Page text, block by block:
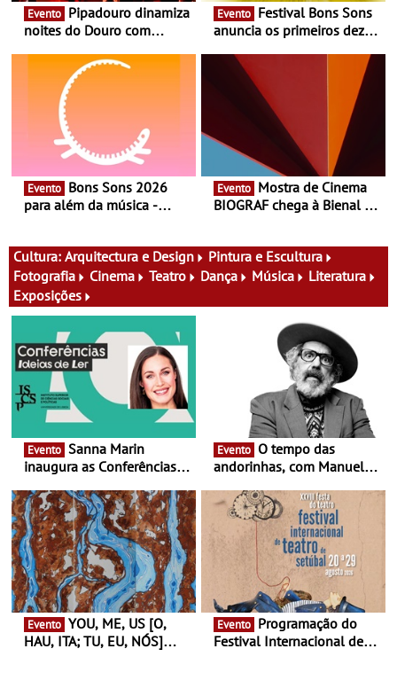
Evento
noites do Douro com
vinho, gastronomia e
música
Evento
anuncia os primeiros dez
Evento
para além da música -
atividades para toda a
família e muito mais
Evento
BIOGRAF chega à Bienal de
fílmico e práticas artísticas
Cultura: Arquitectura e Design
Pintura e Escultura
Fotografia
Cinema Teatro Dança Música
Literatura
Exposições
Evento
inaugura as Conferências
Antiga primeira-ministra da
Finlândia é a convidada da
primeira edição do novo
ciclo de debates dedicado
aos grandes temas do
nosso tempo
Evento
andorinhas, com Manuel
Atum - Concerto
performance na MAAT
Gallery a 3 de Setembro,
19:30
Evento
HAU, ITA; TU, EU, NÓS]
Evento
Festival Internacional de